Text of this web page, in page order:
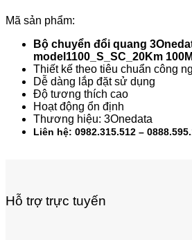
Mã sản phẩm:
Bộ chuyển đổi quang
model1100_S_SC_20Km 100M
Thiết kế theo tiêu chuẩn công
Dễ dàng lắp đặt sử dụng
Độ tương thích cao
Hoạt động ổn định
Thương hiệu: 3Onedata
Liên hệ: 0982.315.512 –
Hỗ trợ trực tuyến